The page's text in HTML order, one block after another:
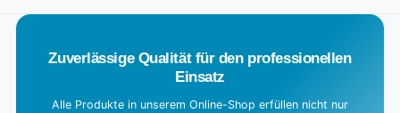
Zuverlässige Qualität für den professionellen
Einsatz
Alle Produkte in unserem Online-Shop erfüllen nicht nur